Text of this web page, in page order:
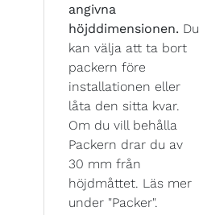
angivna
höjddimensionen. Du
kan välja att ta bort
packern före
installationen eller
låta den sitta kvar.
Om du vill behålla
Packern drar du av
30 mm från
höjdmåttet. Läs mer
under "Packer".